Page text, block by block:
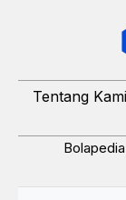
Tentang Kami